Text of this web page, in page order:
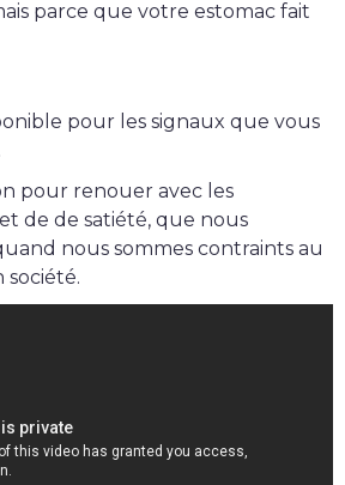
parce que votre estomac fait
pour les signaux que vous
pour renouer avec les
de de satiété, que nous
nous sommes contraints au
société.